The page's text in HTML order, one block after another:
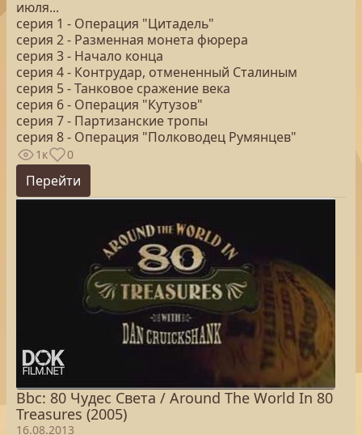
июля...
серия 1 - Операция "Цитадель"
серия 2 - Разменная монета фюрера
серия 3 - Начало конца
серия 4 - Контрудар, отмененный Сталиным
серия 5 - Танковое сражение века
серия 6 - Операция "Кутузов"
серия 7 - Партизанские тропы
серия 8 - Операция "Полководец Румянцев"
1к 0
Перейти
Bbc: 80 Чудес Света / Around The World In 80
Treasures (2005)
16.08.2013